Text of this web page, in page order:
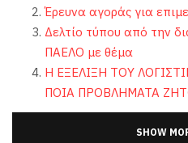
Έρευνα αγοράς για
Δελτίο τύπου από την
ΠΑΕΛΟ με θέμα
Η ΕΞΕΛΙΞΗ ΤΟΥ
ΠΟΙΑ ΠΡΟΒΛΗΜΑΤΑ
SHOW